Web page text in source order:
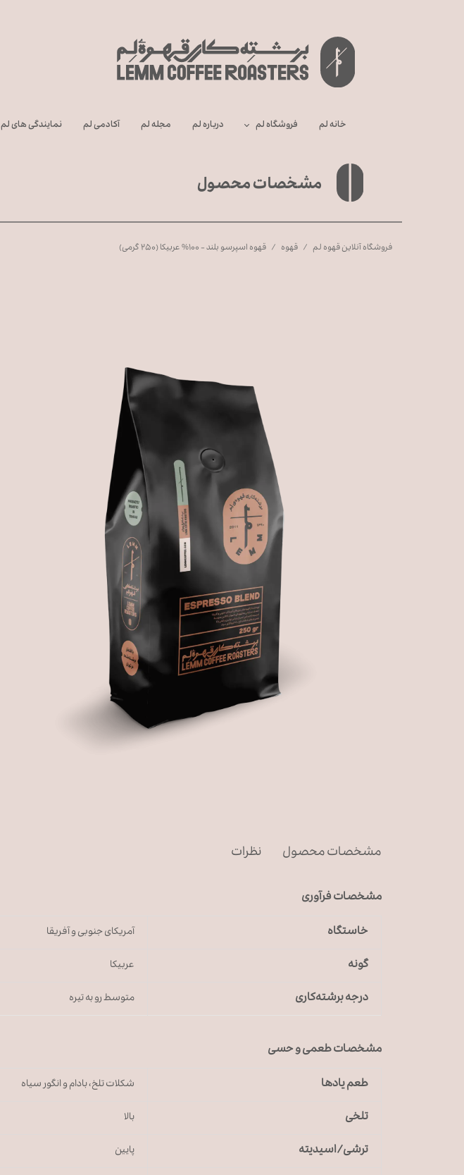
خانه لم فروشگاه لم درباره‌ لم مجله لم آکادمی لم نمایندگی های لم
مشخصات محصول
فروشگاه آنلاین قهوه لم قهوه قهوه اسپرسو بلند - ۱۰۰% عربیکا (۲۵۰ گرمی)
مشخصات محصول نظرات
مشخصات فرآوری
خاستگاه آمریکای جنوبی و آفریقا
گونه عربیکا
درجه برشته‌کاری متوسط رو به تیره
مشخصات طعمی و حسی
طعم یادها شکلات تلخ، بادام و انگور سیاه
تلخی بالا
ترشی/اسیدیته پایین